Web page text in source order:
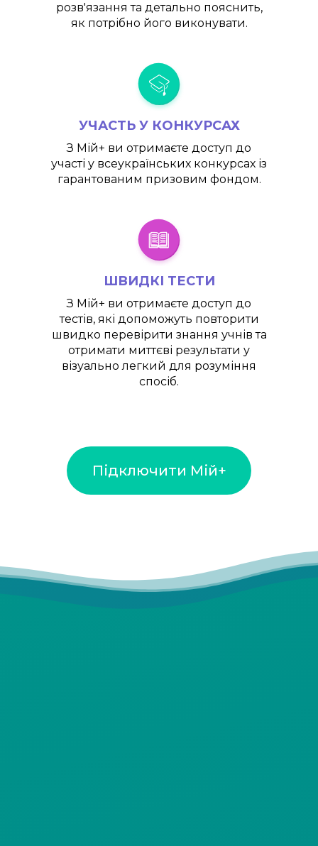
розв'язання та детально пояснить,
як потрібно його виконувати.
УЧАСТЬ У КОНКУРСАХ
З Мій+ ви отримаєте доступ до
участі у всеукраїнських конкурсах із
гарантованим призовим фондом.
ШВИДКІ ТЕСТИ
З Мій+ ви отримаєте доступ до
тестів, які допоможуть повторити
швидко перевірити знання учнів та
отримати миттєві результати у
візуально легкий для розуміння
спосіб.
Підключити Мій+